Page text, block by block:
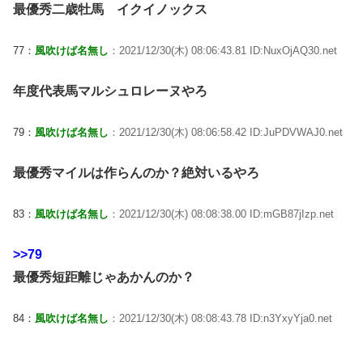
最優秀二歳牡馬 イクイノックス
77： 風吹けば名無し ：2021/12/30(木) 08:06:43.81 ID:NuxOjAQ30.net
年度代表馬マルシュロレーヌやろ
79： 風吹けば名無し ：2021/12/30(木) 08:06:58.42 ID:JuPDVWAJ0.net
最優秀マイルは作らんのか？絶対いるやろ
83： 風吹けば名無し ：2021/12/30(木) 08:08:38.00 ID:mGB87jIzp.net
>>79
最優秀短距離じゃあかんのか？
84： 風吹けば名無し ：2021/12/30(木) 08:08:43.78 ID:n3YxyYja0.net